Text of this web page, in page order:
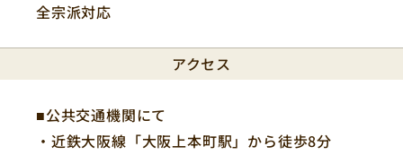
全宗派対応
アクセス
■公共交通機関にて
・近鉄大阪線「大阪上本町駅」から徒歩8分